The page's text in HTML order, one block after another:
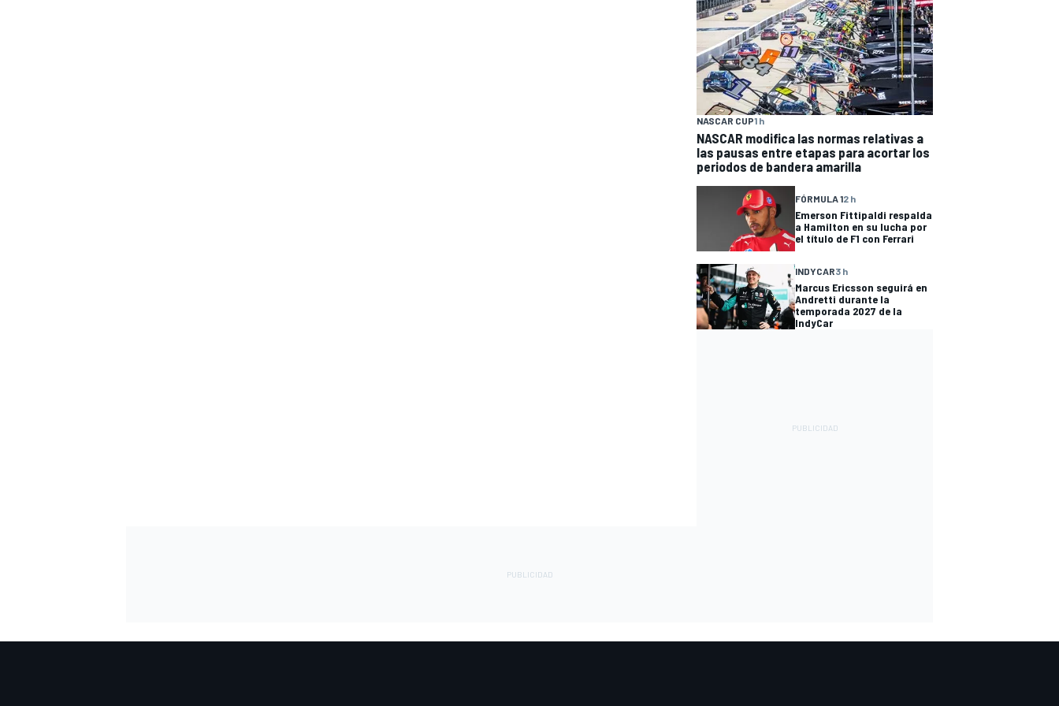
NASCAR CUP1 h
NASCAR modifica las normas relativas a
las pausas entre etapas para acortar los
periodos de bandera amarilla
FÓRMULA 12 h
Emerson Fittipaldi respalda
a Hamilton en su lucha por
el título de F1 con Ferrari
INDYCAR3 h
Marcus Ericsson seguirá en
Andretti durante la
temporada 2027 de la
IndyCar